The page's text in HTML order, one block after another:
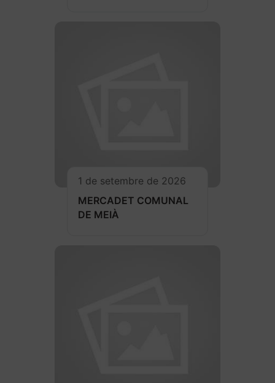
1 de setembre de 2026
MERCADET COMUNAL
DE MEIÀ